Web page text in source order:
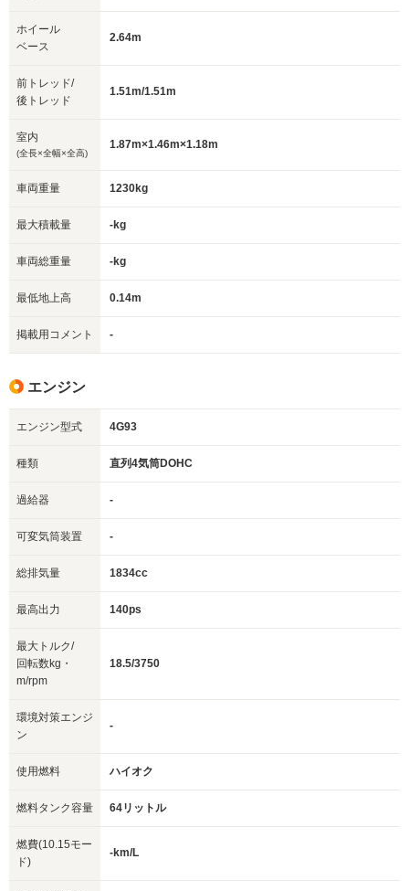
ホイール
ベース
2.64m
前トレッド/
後トレッド
1.51m/1.51m
室内
(全長×全幅×全高)
1.87m×1.46m×1.18m
車両重量 1230kg
最大積載量 -kg
車両総重量 -kg
最低地上高 0.14m
掲載用コメント -
エンジン
エンジン型式 4G93
種類 直列4気筒DOHC
過給器 -
可変気筒装置 -
総排気量 1834cc
最高出力 140ps
最大トルク/
回転数kg・
m/rpm
18.5/3750
環境対策エンジ
ン
-
使用燃料 ハイオク
燃料タンク容量 64リットル
燃費(10.15モー
ド)
-km/L